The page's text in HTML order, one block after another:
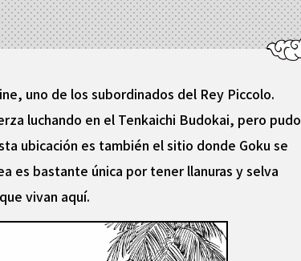
uno de los subordinados del Rey Piccolo.
luchando en el Tenkaichi Budokai, pero pudo
ubicación es también el sitio donde Goku se
es bastante única por tener llanuras y selva
vivan aquí.